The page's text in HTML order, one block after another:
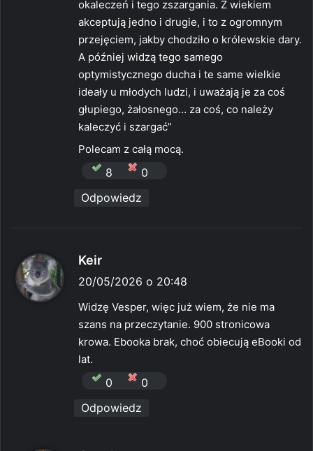
okaleczeń i tego zszargania. Z wiekiem
akceptują jedno i drugie, i to z ogromnym
przejęciem, jakby chodziło o królewskie dary.
A później widzą tego samego
optymistycznego ducha i te same wielkie
ideały u młodych ludzi, i uważają je za coś
głupiego, żałosnego… za coś, co należy
kaleczyć i szargać”
Polecam z całą mocą.
8
0
Odpowiedz
Keir
i
z
e
20/05/2026 o 20:48
Widzę Vesper, więc już wiem, że nie ma
szans na przeczytanie. 900 stronicowa
krowa. Ebooka brak, choć obiecują eBooki od
lat.
0
0
Odpowiedz